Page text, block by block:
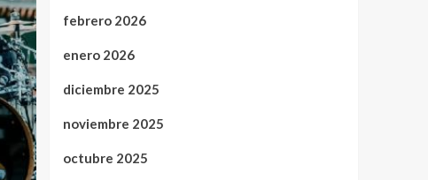
febrero 2026
enero 2026
diciembre 2025
noviembre 2025
octubre 2025